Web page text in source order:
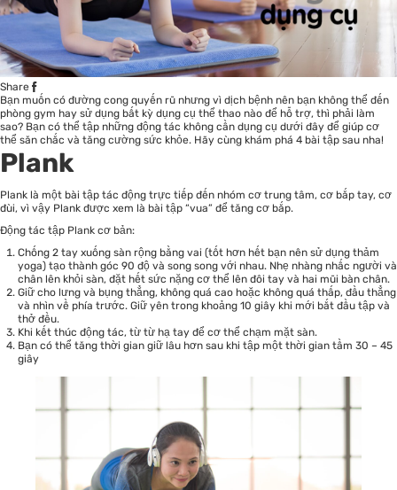
Share
Bạn muốn có đường cong quyến rũ nhưng vì dịch bệnh nên bạn không thể đến
phòng gym hay sử dụng bất kỳ dụng cụ thể thao nào để hỗ trợ, thì phải làm
sao? Bạn có thể tập những động tác không cần dụng cụ dưới đây để giúp cơ
thể săn chắc và tăng cường sức khỏe. Hãy cùng khám phá 4 bài tập sau nha!
Plank
Plank là một bài tập tác động trực tiếp đến nhóm cơ trung tâm, cơ bắp tay, cơ
đùi, vì vậy Plank được xem là bài tập “vua” để tăng cơ bắp.
Động tác tập Plank cơ bản:
Chống 2 tay xuống sàn rộng bằng vai (tốt hơn hết bạn nên sử dụng thảm
yoga) tạo thành góc 90 độ và song song với nhau. Nhẹ nhàng nhấc người và
chân lên khỏi sàn, đặt hết sức nặng cơ thể lên đôi tay và hai mũi bàn chân.
Giữ cho lưng và bụng thẳng, không quá cao hoặc không quá thấp, đầu thẳng
và nhìn về phía trước. Giữ yên trong khoảng 10 giây khi mới bắt đầu tập và
thở đều.
Khi kết thúc động tác, từ từ hạ tay để cơ thể chạm mặt sàn.
Bạn có thể tăng thời gian giữ lâu hơn sau khi tập một thời gian tầm 30 – 45
giây